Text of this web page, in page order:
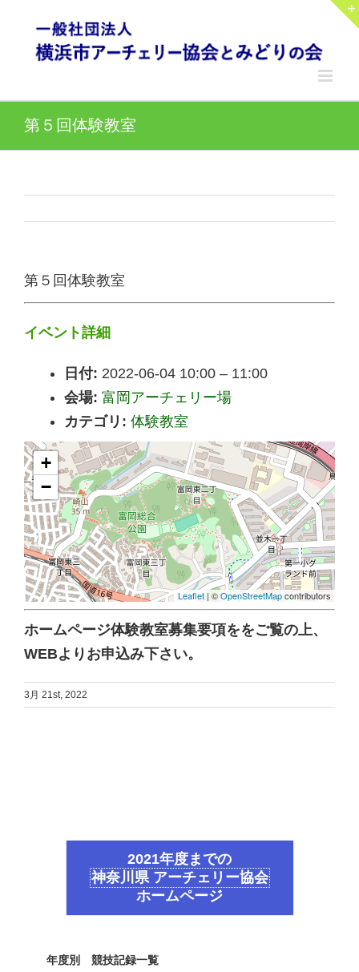
content
第５回体験教室
第５回体験教室
イベント詳細
日付: 2022-06-04 10:00 – 11:00
会場: 富岡アーチェリー場
カテゴリ: 体験教室
+
−
Leaflet | ©OpenStreetMapcontributors
ホームページ体験教室募集要項ををご覧の上、
WEBよりお申込み下さい。
3月 21st, 2022
2021年度までの
神奈川県 アーチェリー協会
ホームページ
年度別 競技記録一覧